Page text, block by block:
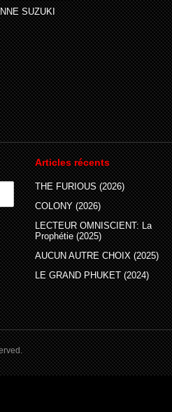
SUZUKI
Articles récents
THE FURIOUS (2026)
COLONY (2026)
LECTEUR OMNISCIENT: La
Prophétie (2025)
AUCUN AUTRE CHOIX (2025)
LE GRAND PHUKET (2024)